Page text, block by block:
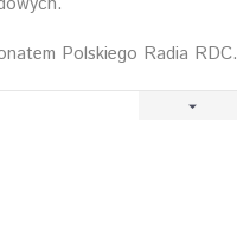
Polskiego Radia RDC.